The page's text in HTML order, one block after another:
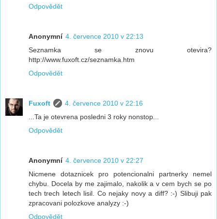
Odpovědět
Anonymní 4. července 2010 v 22:13
Seznamka se znovu otevira?
http://www.fuxoft.cz/seznamka.htm
Odpovědět
Fuxoft
4. července 2010 v 22:16
...Ta je otevrena posledni 3 roky nonstop...
Odpovědět
Anonymní 4. července 2010 v 22:27
Nicmene dotaznicek pro potencionalni partnerky nemel
chybu. Docela by me zajimalo, nakolik a v cem bych se po
tech trech letech lisil. Co nejaky novy a diff? :-) Slibuji pak
zpracovani polozkove analyzy :-)
Odpovědět